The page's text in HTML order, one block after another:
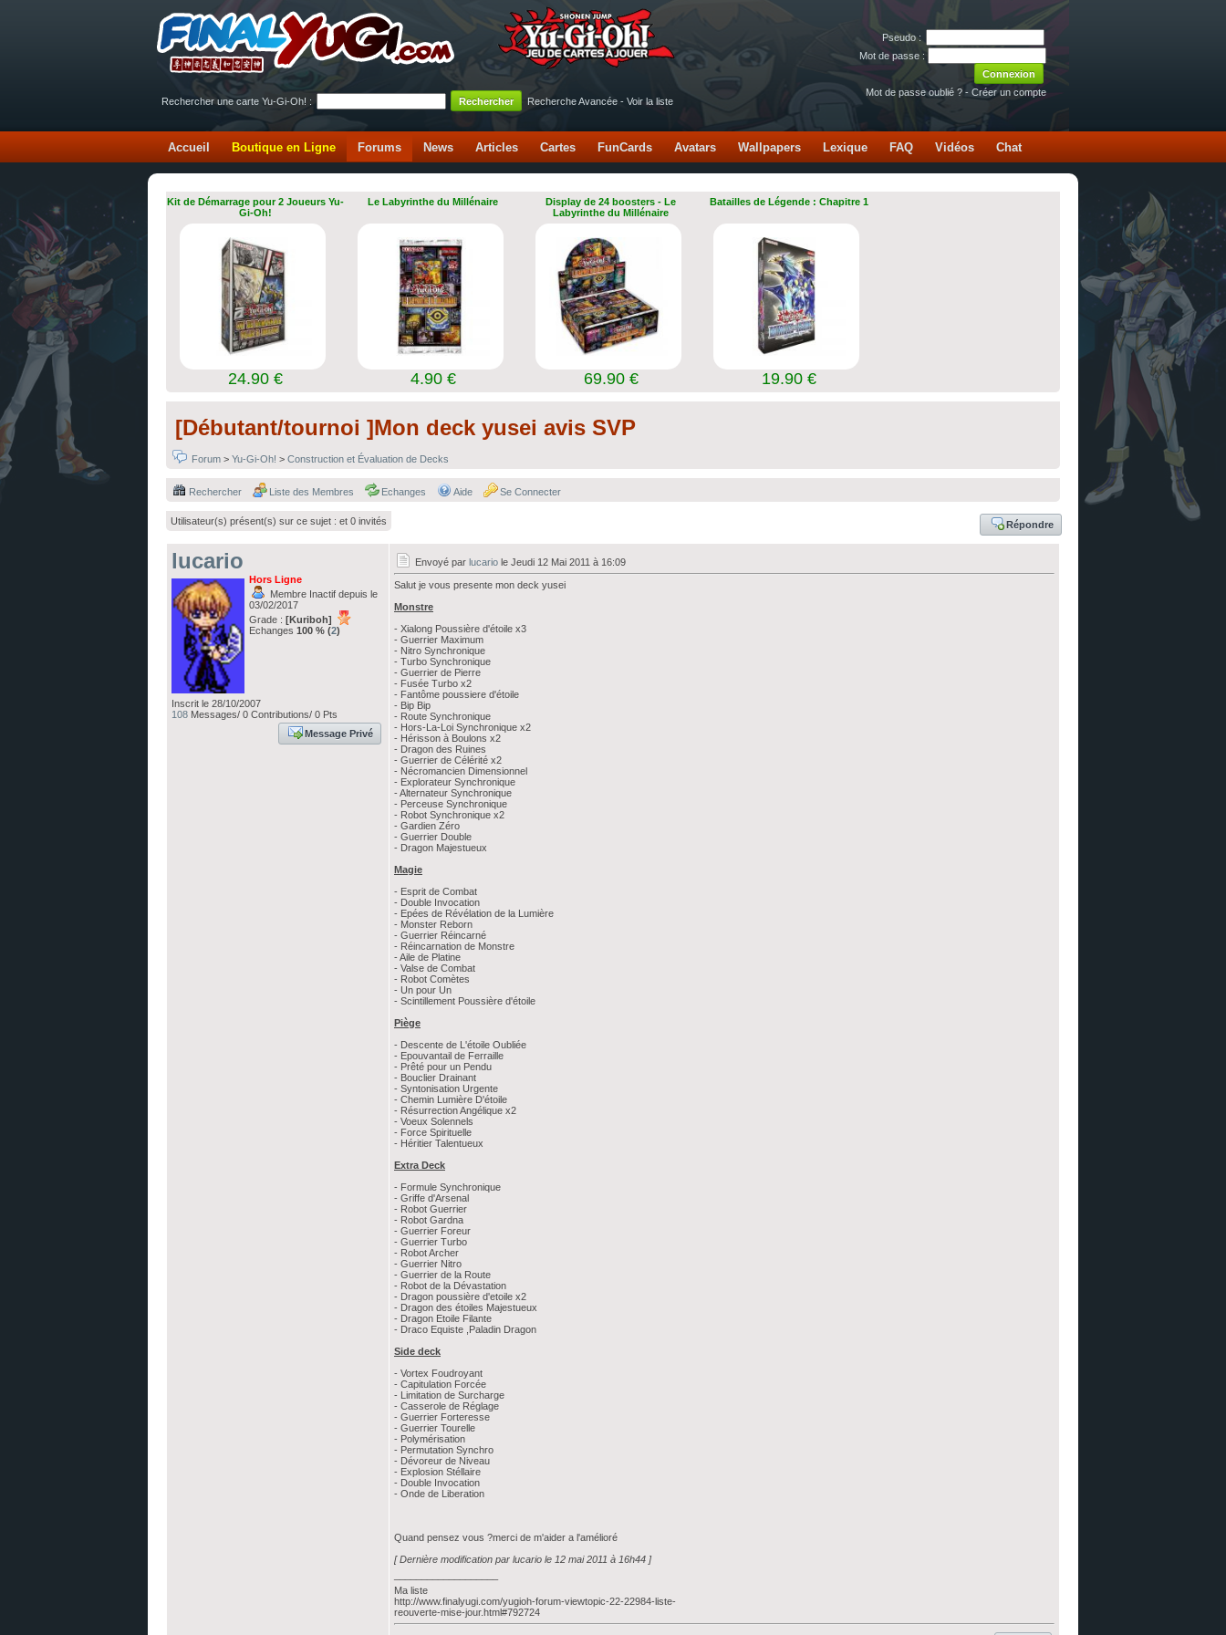
Pseudo :
Mot de passe :
Mot de passe oublié ? - Créer un compte
Rechercher une carte Yu-Gi-Oh! :
Recherche Avancée - Voir la liste
Accueil Boutique en Ligne Forums News Articles Cartes FunCards Avatars Wallpapers Lexique FAQ Vidéos Chat
Kit de Démarrage pour 2 Joueurs Yu-
Gi-Oh!
24.90 €
Le Labyrinthe du Millénaire
4.90 €
Display de 24 boosters - Le
Labyrinthe du Millénaire
69.90 €
Batailles de Légende : Chapitre 1
19.90 €
[Débutant/tournoi ]Mon deck yusei avis SVP
Forum > Yu-Gi-Oh! > Construction et Évaluation de Decks
Rechercher Liste des Membres Echanges Aide Se Connecter
Utilisateur(s) présent(s) sur ce sujet : et 0 invités Répondre
lucario
Hors Ligne
Membre Inactif depuis le
03/02/2017
Grade : [Kuriboh]
Echanges 100 % (2)
Inscrit le 28/10/2007
108 Messages/ 0 Contributions/ 0 Pts
Message Privé
Envoyé par lucario le Jeudi 12 Mai 2011 à 16:09
Salut je vous presente mon deck yusei
Monstre
- Xialong Poussière d'étoile x3
- Guerrier Maximum
- Nitro Synchronique
- Turbo Synchronique
- Guerrier de Pierre
- Fusée Turbo x2
- Fantôme poussiere d'étoile
- Bip Bip
- Route Synchronique
- Hors-La-Loi Synchronique x2
- Hérisson à Boulons x2
- Dragon des Ruines
- Guerrier de Célérité x2
- Nécromancien Dimensionnel
- Explorateur Synchronique
- Alternateur Synchronique
- Perceuse Synchronique
- Robot Synchronique x2
- Gardien Zéro
- Guerrier Double
- Dragon Majestueux
Magie
- Esprit de Combat
- Double Invocation
- Epées de Révélation de la Lumière
- Monster Reborn
- Guerrier Réincarné
- Réincarnation de Monstre
- Aile de Platine
- Valse de Combat
- Robot Comètes
- Un pour Un
- Scintillement Poussière d'étoile
Piège
- Descente de L'étoile Oubliée
- Epouvantail de Ferraille
- Prêté pour un Pendu
- Bouclier Drainant
- Syntonisation Urgente
- Chemin Lumière D'étoile
- Résurrection Angélique x2
- Voeux Solennels
- Force Spirituelle
- Héritier Talentueux
Extra Deck
- Formule Synchronique
- Griffe d'Arsenal
- Robot Guerrier
- Robot Gardna
- Guerrier Foreur
- Guerrier Turbo
- Robot Archer
- Guerrier Nitro
- Guerrier de la Route
- Robot de la Dévastation
- Dragon poussière d'etoile x2
- Dragon des étoiles Majestueux
- Dragon Etoile Filante
- Draco Equiste ,Paladin Dragon
Side deck
- Vortex Foudroyant
- Capitulation Forcée
- Limitation de Surcharge
- Casserole de Réglage
- Guerrier Forteresse
- Guerrier Tourelle
- Polymérisation
- Permutation Synchro
- Dévoreur de Niveau
- Explosion Stéllaire
- Double Invocation
- Onde de Liberation
Quand pensez vous ?merci de m'aider a l'amélioré
[ Dernière modification par lucario le 12 mai 2011 à 16h44 ]
Ma liste
http://www.finalyugi.com/yugioh-forum-viewtopic-22-22984-liste-
reouverte-mise-jour.html#792724